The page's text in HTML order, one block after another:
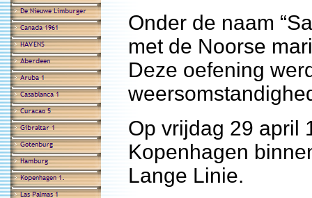
Onder de naam
met de Noorse
Deze oefening
Op vrijdag 29 april
Kopenhagen
Lange Linie.